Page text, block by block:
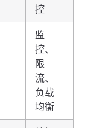
控
监
控、
限
流、
负载
均衡